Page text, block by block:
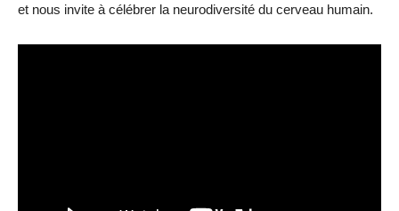
et nous invite à célébrer la neurodiversité du cerveau humain.